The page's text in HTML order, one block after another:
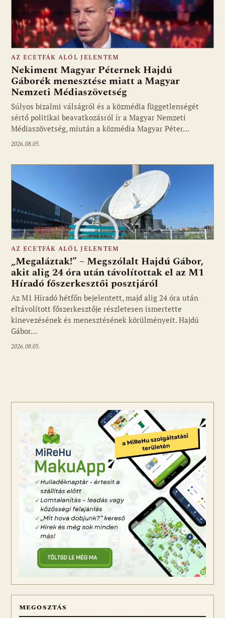
Fotó: media1.hu
AZ ECETFÁK ALÓL JELENTEM
Nekiment Magyar Péternek Hajdú
Gáborék menesztése miatt a Magyar
Nemzeti Médiaszövetség
Súlyos bizalmi válságról és a közmédia függetlenségét
sértő politikai beavatkozásról ír a Magyar Nemzeti
Médiaszövetség, miután a közmédia Magyar Péter…
2026.08.05.
Fotó: media1.hu
AZ ECETFÁK ALÓL JELENTEM
„Megaláztak!” – Megszólalt Hajdú Gábor,
akit alig 24 óra után távolítottak el az M1
Híradó főszerkesztői posztjáról
Az M1 Híradó hétfőn bejelentett, majd alig 24 óra után
eltávolított főszerkesztője részletesen ismertette
kinevezésének és menesztésének körülményeit. Hajdú
Gábor…
2026.08.05.
MEGOSZTÁS